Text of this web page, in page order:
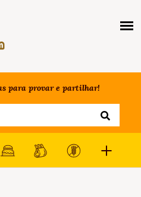
para provar e partilhar!